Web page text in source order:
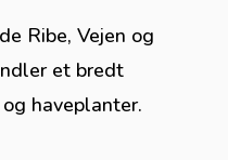
Ribe, Vejen og
et bredt
haveplanter.